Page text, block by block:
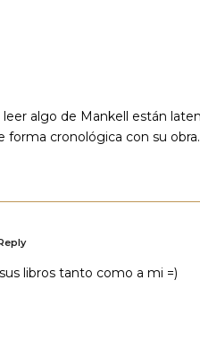
algo de Mankell están
forma cronológica con su obra.
libros tanto como a mi =)